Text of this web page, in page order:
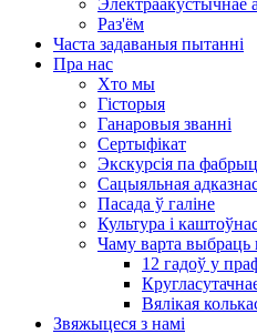
Электраакустычнае
Раз'ём
Часта задаваныя пытанні
Пра нас
Хто мы
Гісторыя
Ганаровыя званні
Сертыфікат
Экскурсія па
Сацыяльная
Пасада ў галіне
Культура і
Чаму варта выбраць
12 гадоў у
Вялікая
Звяжыцеся з намі